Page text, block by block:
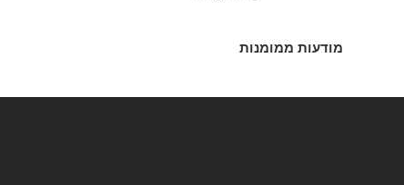
מודעות ממומנות